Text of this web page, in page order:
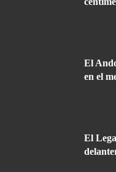
El
en el
El